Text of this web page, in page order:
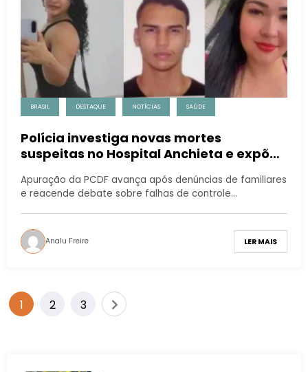
BRASIL DESTAQUE NOTÍCIAS SAÚDE
Polícia investiga novas mortes
suspeitas no Hospital Anchieta e expõe
Apuração da PCDF avança após denúncias de familiares
e reacende debate sobre falhas de controle…
Analu Freire LER MAIS
1 2 3